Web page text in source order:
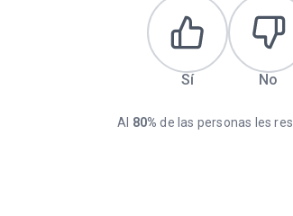
Sí No
Al 80% de las personas les